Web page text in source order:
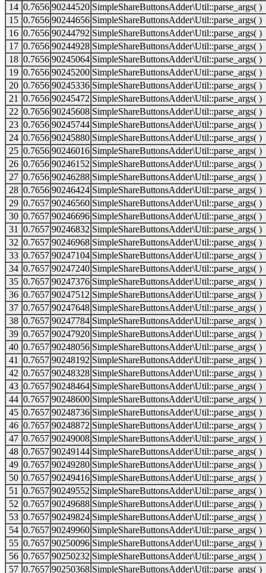
14 0.7656 90244520 SimpleShareButtonsAdder\Util::parse_args( )
15 0.7656 90244656 SimpleShareButtonsAdder\Util::parse_args( )
16 0.7656 90244792 SimpleShareButtonsAdder\Util::parse_args( )
17 0.7656 90244928 SimpleShareButtonsAdder\Util::parse_args( )
18 0.7656 90245064 SimpleShareButtonsAdder\Util::parse_args( )
19 0.7656 90245200 SimpleShareButtonsAdder\Util::parse_args( )
20 0.7656 90245336 SimpleShareButtonsAdder\Util::parse_args( )
21
0.7656 90245472 SimpleShareButtonsAdder\Util::parse_args( )
22 0.7656 90245608 SimpleShareButtonsAdder\Util::parse_args( )
23 0.7656 90245744 SimpleShareButtonsAdder\Util::parse_args( )
24 0.7656 90245880 SimpleShareButtonsAdder\Util::parse_args( )
25 0.7656 90246016 SimpleShareButtonsAdder\Util::parse_args( )
26 0.7656 90246152 SimpleShareButtonsAdder\Util::parse_args( )
27 0.7656 90246288 SimpleShareButtonsAdder\Util::parse_args( )
28 0.7656 90246424 SimpleShareButtonsAdder\Util::parse_args( )
29 0.7657 90246560 SimpleShareButtonsAdder\Util::parse_args( )
30 0.7657 90246696 SimpleShareButtonsAdder\Util::parse_args( )
31
0.7657 90246832 SimpleShareButtonsAdder\Util::parse_args( )
32 0.7657 90246968 SimpleShareButtonsAdder\Util::parse_args( )
33 0.7657 90247104 SimpleShareButtonsAdder\Util::parse_args( )
34 0.7657 90247240 SimpleShareButtonsAdder\Util::parse_args( )
35 0.7657 90247376 SimpleShareButtonsAdder\Util::parse_args( )
36 0.7657 90247512 SimpleShareButtonsAdder\Util::parse_args( )
37 0.7657 90247648 SimpleShareButtonsAdder\Util::parse_args( )
38 0.7657 90247784 SimpleShareButtonsAdder\Util::parse_args( )
39 0.7657 90247920 SimpleShareButtonsAdder\Util::parse_args( )
40 0.7657 90248056 SimpleShareButtonsAdder\Util::parse_args( )
41
0.7657 90248192 SimpleShareButtonsAdder\Util::parse_args( )
42 0.7657 90248328 SimpleShareButtonsAdder\Util::parse_args( )
43 0.7657 90248464 SimpleShareButtonsAdder\Util::parse_args( )
44 0.7657 90248600 SimpleShareButtonsAdder\Util::parse_args( )
45 0.7657 90248736 SimpleShareButtonsAdder\Util::parse_args( )
46 0.7657 90248872 SimpleShareButtonsAdder\Util::parse_args( )
47 0.7657 90249008 SimpleShareButtonsAdder\Util::parse_args( )
48 0.7657 90249144 SimpleShareButtonsAdder\Util::parse_args( )
49 0.7657 90249280 SimpleShareButtonsAdder\Util::parse_args( )
50 0.7657 90249416 SimpleShareButtonsAdder\Util::parse_args( )
51
0.7657 90249552 SimpleShareButtonsAdder\Util::parse_args( )
52 0.7657 90249688 SimpleShareButtonsAdder\Util::parse_args( )
53 0.7657 90249824 SimpleShareButtonsAdder\Util::parse_args( )
54 0.7657 90249960 SimpleShareButtonsAdder\Util::parse_args( )
55 0.7657 90250096 SimpleShareButtonsAdder\Util::parse_args( )
56 0.7657 90250232 SimpleShareButtonsAdder\Util::parse_args( )
57 0.7657 90250368 SimpleShareButtonsAdder\Util::parse_args( )